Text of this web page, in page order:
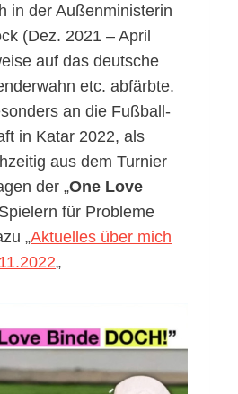
in der Außenministerin
(Dez. 2021 – April
auf das deutsche
etc. abfärbte.
an die Fußball-
in Katar 2022, als
aus dem Turnier
der „One Love
für Probleme
„Aktuelles über mich
„